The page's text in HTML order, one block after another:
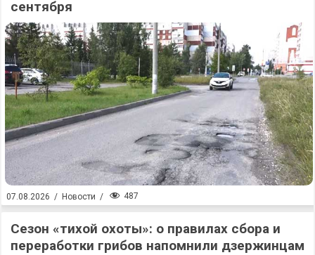
сентября
07.08.2026 / Новости / 487
Сезон «тихой охоты»: о правилах сбора и
переработки грибов напомнили дзержинцам